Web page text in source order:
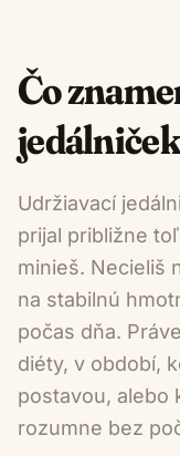
Čo
Udržiavací
prijal približne
minieš. Necieliš
na stabilnú
počas dňa.
diéty, v období,
postavou, alebo
rozumne bez